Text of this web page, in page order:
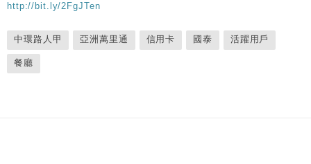
http://bit.ly/2FgJTen
中環路人甲 亞洲萬里通 信用卡 國泰 活躍用戶
餐廳